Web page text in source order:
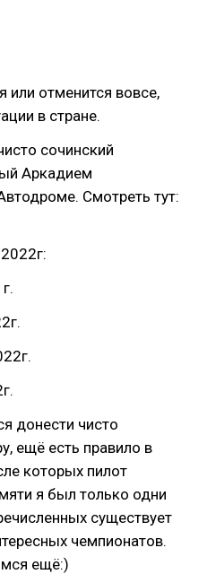
или отменится вовсе,
в стране.
сочинский
Аркадием
Смотреть тут:
донести чисто
ещё есть правило в
которых пилот
я был только одни
существует
чемпионатов.
ещё:)